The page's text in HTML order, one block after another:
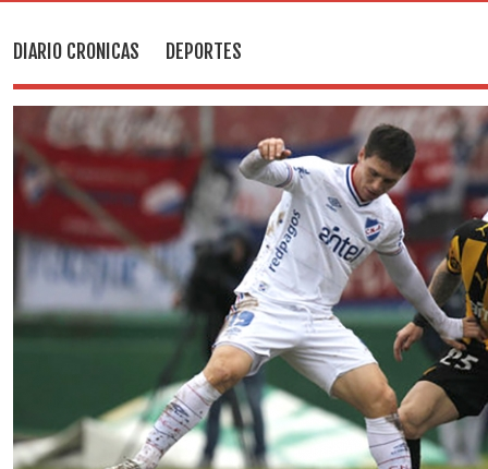
DIARIO CRONICAS DEPORTES